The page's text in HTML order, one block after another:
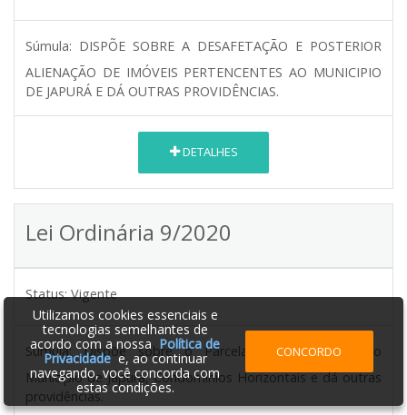
Súmula: DISPÕE SOBRE A DESAFETAÇÃO E POSTERIOR
ALIENAÇÃO DE IMÓVEIS PERTENCENTES AO MUNICIPIO
DE JAPURÁ E DÁ OUTRAS PROVIDÊNCIAS.
DETALHES
Lei Ordinária 9/2020
Status: Vigente
Súmula:
Dispõe sobre o Parcelamento do Solo no
Município de Japurá, Condomínios Horizontais e dá outras
providências.
Utilizamos cookies essenciais e
tecnologias semelhantes de
acordo com a nossa Política de
Privacidadee, ao continuar
navegando, você concorda com
estas condições.
CONCORDO